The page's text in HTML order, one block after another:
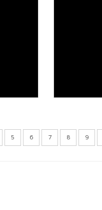
5 6 7 8 9